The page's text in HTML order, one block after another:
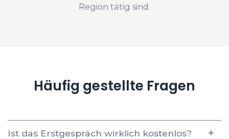
Region tätig sind.
Häufig gestellte Fragen
Ist das Erstgespräch wirklich kostenlos?